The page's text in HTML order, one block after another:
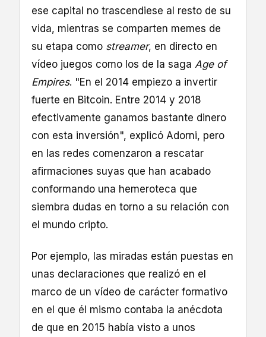
ese capital no trascendiese al resto de su
vida, mientras se comparten memes de
su etapa como streamer, en directo en
vídeo juegos como los de la saga Age of
Empires. "En el 2014 empiezo a invertir
fuerte en Bitcoin. Entre 2014 y 2018
efectivamente ganamos bastante dinero
con esta inversión", explicó Adorni, pero
en las redes comenzaron a rescatar
afirmaciones suyas que han acabado
conformando una hemeroteca que
siembra dudas en torno a su relación con
el mundo cripto.
Por ejemplo, las miradas están puestas en
unas declaraciones que realizó en el
marco de un vídeo de carácter formativo
en el que él mismo contaba la anécdota
de que en 2015 había visto a unos